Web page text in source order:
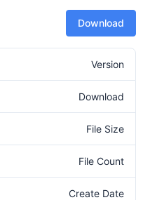
Download
Version
Download
File Size
File Count
Create Date